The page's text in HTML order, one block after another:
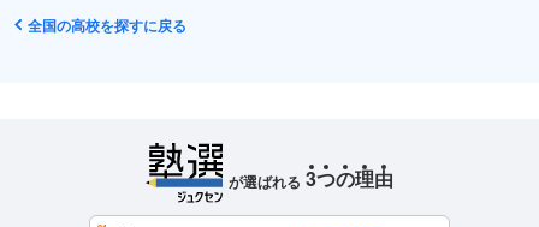
全国の高校を探すに戻る
が選ばれる 3つの理由